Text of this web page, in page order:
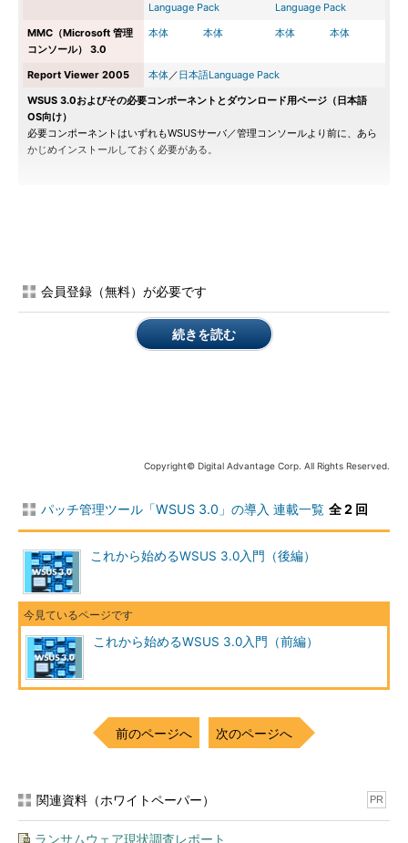
Language Pack
Language Pack
MMC（Microsoft 管理
コンソール） 3.0
本体 本体 本体 本体
Report Viewer 2005 本体／日本語Language Pack
WSUS 3.0およびその必要コンポーネントとダウンロード用ページ（日本語
OS向け）
必要コンポーネントはいずれもWSUSサーバ／管理コンソールより前に、あら
かじめインストールしておく必要がある。
原則として、WUA 3.0を手動でインストールする必要はない。た
だし必要なら、以下のページからWUA 3.0を単独で入手して手動
でインストールすることは可能だ。
表のキャプションにおいて、クライアントを含むWSUS 3.0全
として利用することはできませんが、WSUSクライアントとし
ては利用できます。お詫びして訂正いたします。
WSUSサーバのインストール
会員登録（無料）が必要です
続きを読む
Copyright© Digital Advantage Corp. All Rights Reserved.
パッチ管理ツール「WSUS 3.0」の導入 連載一覧 全 2 回
これから始めるWSUS 3.0入門（後編）
これから始めるWSUS 3.0入門（前編）
前のページへ 次のページへ
関連資料（ホワイトペーパー） PR
ランサムウェア現状調査レポート